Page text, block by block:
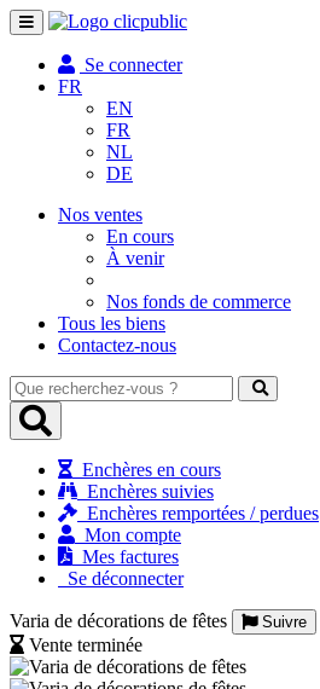
Toggle
navigation
Se connecter
FR
EN
FR
NL
DE
Nos ventes
En cours
À venir
Nos fonds de commerce
Tous les biens
Contactez-nous
Que
recherchez-
vous
Enchères en cours
Enchères suivies
Enchères remportées / perdues
Mon compte
Mes factures
Se déconnecter
Varia de décorations de fêtes Suivre
Vente terminée